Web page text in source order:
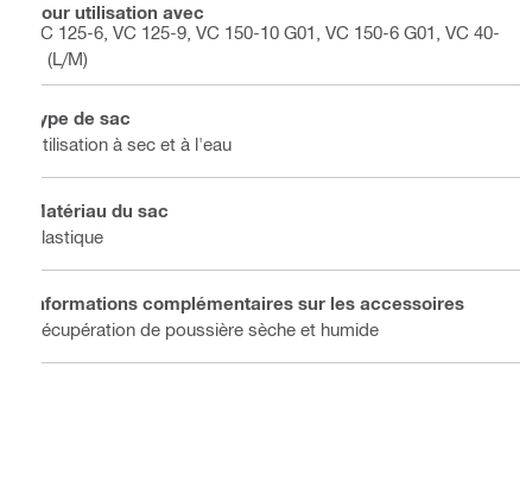
Pour utilisation avec
VC 125-6, VC 125-9, VC 150-10 G01, VC 150-6 G01, VC 40-
U (L/M)
Type de sac
Utilisation à sec et à l'eau
Matériau du sac
Plastique
Informations complémentaires sur les accessoires
Récupération de poussière sèche et humide